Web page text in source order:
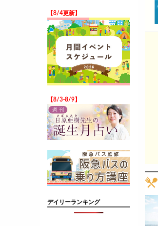
【8/4更新】
【8/3-8/9】
デイリーランキング